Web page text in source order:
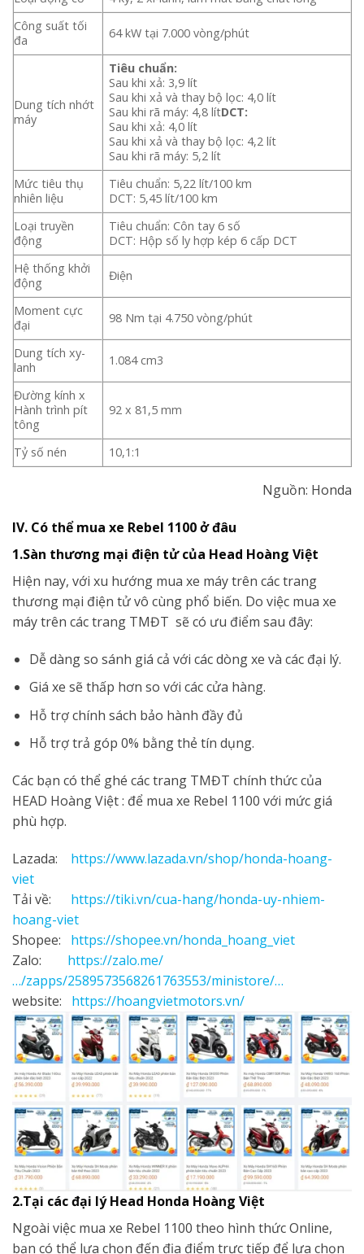
Công suất tối
đa
64 kW tại 7.000 vòng/phút
Dung tích nhớt
máy
Tiêu chuẩn:
Sau khi xả: 3,9 lít
Sau khi xả và thay bộ lọc: 4,0 lít
Sau khi rã máy: 4,8 lítDCT:
Sau khi xả: 4,0 lít
Sau khi xả và thay bộ lọc: 4,2 lít
Sau khi rã máy: 5,2 lít
Mức tiêu thụ
nhiên liệu
Tiêu chuẩn: 5,22 lít/100 km
DCT: 5,45 lít/100 km
Loại truyền
động
Tiêu chuẩn: Côn tay 6 số
DCT: Hộp số ly hợp kép 6 cấp DCT
Hệ thống khởi
động
Điện
Moment cực
đại
98 Nm tại 4.750 vòng/phút
Dung tích xy-
lanh
1.084 cm3
Đường kính x
Hành trình pít
tông
92 x 81,5 mm
Tỷ số nén 10,1:1
Nguồn: Honda
IV. Có thể mua xe Rebel 1100 ở đâu
1.Sàn thương mại điện tử của Head Hoàng Việt
Hiện nay, với xu hướng mua xe máy trên các trang
thương mại điện tử vô cùng phổ biến. Do việc mua xe
máy trên các trang TMĐT sẽ có ưu điểm sau đây:
Dễ dàng so sánh giá cả với các dòng xe và các đại lý.
Giá xe sẽ thấp hơn so với các cửa hàng.
Hỗ trợ chính sách bảo hành đầy đủ
Hỗ trợ trả góp 0% bằng thẻ tín dụng.
Các bạn có thể ghé các trang TMĐT chính thức của
HEAD Hoàng Việt : để mua xe Rebel 1100 với mức giá
phù hợp.
Lazada: https://www.lazada.vn/shop/honda-hoang-
viet
Tải về: https://tiki.vn/cua-hang/honda-uy-nhiem-
hoang-viet
Shopee:
https://shopee.vn/honda_hoang_viet
Zalo: https://zalo.me/
…/zapps/2589573568261763553/ministore/…
website:
https://hoangvietmotors.vn/
2.Tại các đại lý Head Honda Hoàng Việt
Ngoài việc mua xe Rebel 1100 theo hình thức Online,
bạn có thể lựa chọn đến địa điểm trực tiếp để lựa chọn